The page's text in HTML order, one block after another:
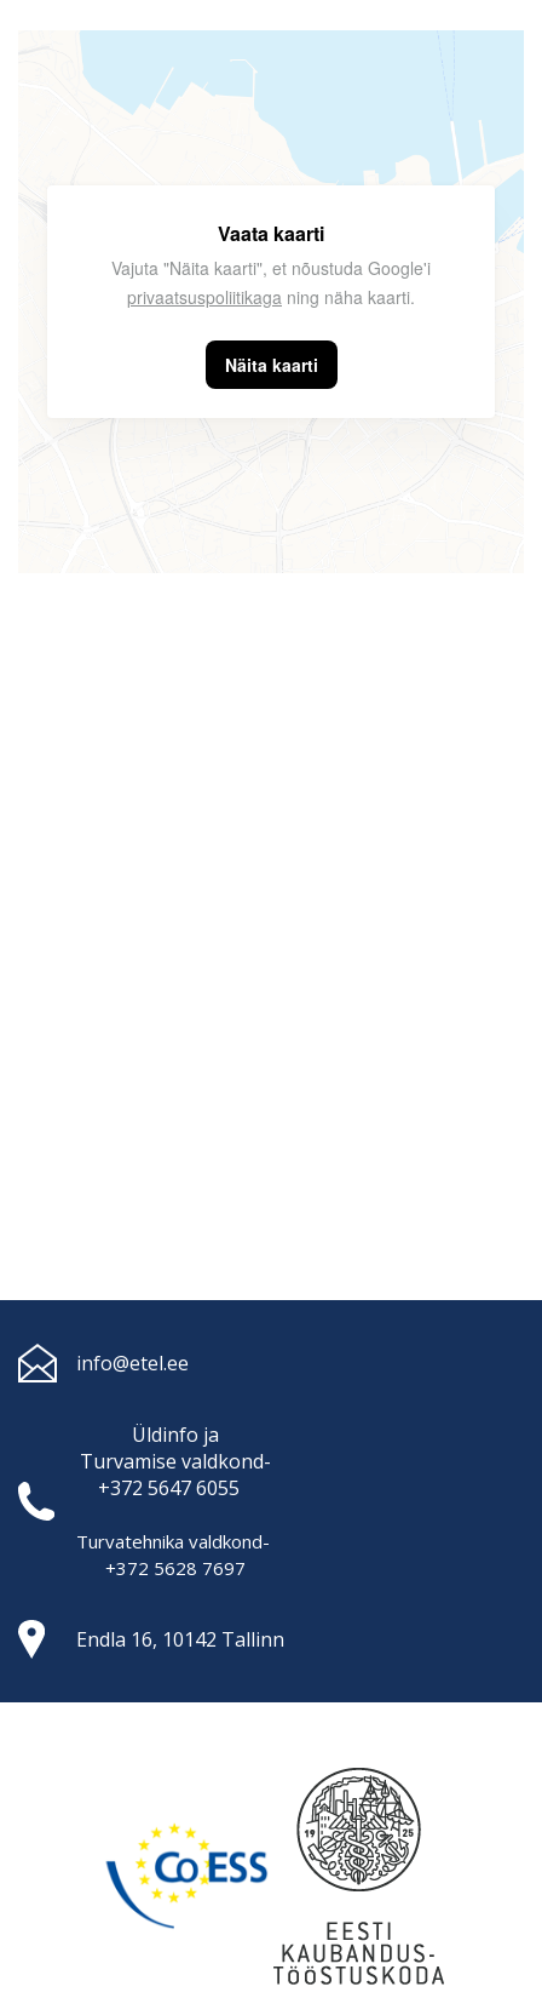
Vaata kaarti
Vajuta "Näita kaarti", et nõustuda Google'i
privaatsuspoliitikaga ning näha kaarti.
Näita kaarti
info@etel.ee
Üldinfo ja
Turvamise valdkond-
+372 5647 6055
Turvatehnika valdkond-
+372 5628 7697
Endla 16, 10142 Tallinn